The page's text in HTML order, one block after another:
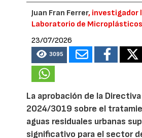
Juan Fran Ferrer, investigador
Laboratorio de
23/07/2026
3095
La aprobación de la Directiva
2024/3019 sobre el
aguas residuales urbanas
significativo para el sector